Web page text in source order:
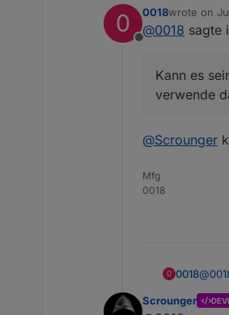
.v-
}
Input
.v-
0
Offline
0018wrote on
last edited
@0018 sagte
Kann es
verwende
@Scrounger
Mfg
0018
0 0018@
Scrounger